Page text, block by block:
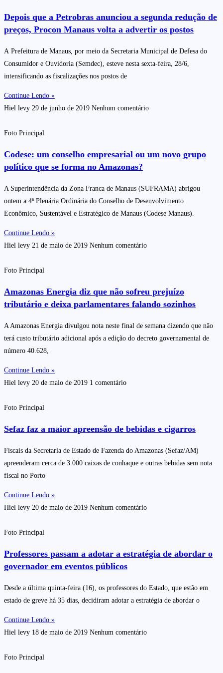
Depois que a Petrobras anunciou a segunda redução de
preços, Procon Manaus volta a advertir os postos
A Prefeitura de Manaus, por meio da Secretaria Municipal de Defesa do
Consumidor e Ouvidoria (Semdec), esteve nesta sexta-feira, 28/6,
intensificando as fiscalizações nos postos de
Continue Lendo »
Hiel levy 29 de junho de 2019 Nenhum comentário
Foto Principal
Codese: um conselho empresarial ou um novo grupo
político que se forma no Amazonas?
A Superintendência da Zona Franca de Manaus (SUFRAMA) abrigou
ontem a 4ª Plenária Ordinária do Conselho de Desenvolvimento
Econômico, Sustentável e Estratégico de Manaus (Codese Manaus).
Continue Lendo »
Hiel levy 21 de maio de 2019 Nenhum comentário
Foto Principal
Amazonas Energia diz que não sofreu prejuízo
tributário e deixa parlamentares falando sozinhos
A Amazonas Energia divulgou nota neste final de semana dizendo que não
terá custo tributário adicional após a edição do decreto governamental de
número 40.628,
Continue Lendo »
Hiel levy 20 de maio de 2019 1 comentário
Foto Principal
Sefaz faz a maior apreensão de bebidas e cigarros
Fiscais da Secretaria de Estado de Fazenda do Amazonas (Sefaz/AM)
apreenderam cerca de 3.000 caixas de conhaque e outras bebidas sem nota
fiscal no Porto
Continue Lendo »
Hiel levy 20 de maio de 2019 Nenhum comentário
Foto Principal
Professores passam a adotar a estratégia de abordar o
governador em eventos públicos
Desde a última quinta-feira (16), os professores do Estado, que estão em
estado de greve há 35 dias, decidiram adotar a estratégia de abordar o
Continue Lendo »
Hiel levy 18 de maio de 2019 Nenhum comentário
Foto Principal